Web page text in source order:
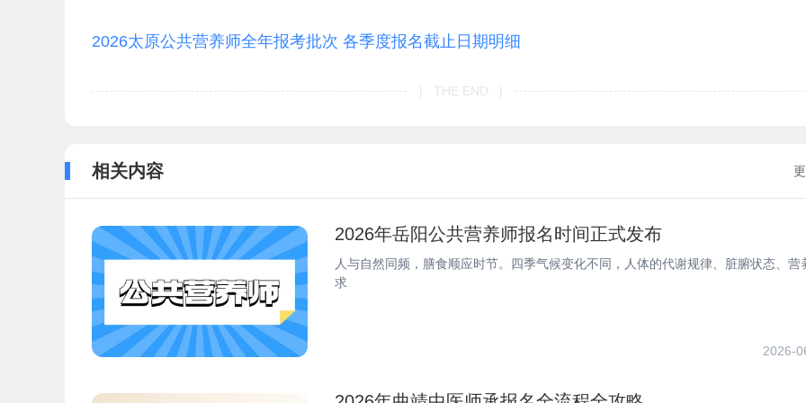
2026太原公共营养师全年报考批次 各季度报名截止日期明细
| THE END |
相关内容
2026年岳阳公共营养师报名时间正式发布
人与自然同频，膳食顺应时节。四季气候变化不同，人体的代谢规律、脏腑状态、营
求
2026-